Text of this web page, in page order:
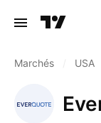
Marchés USA